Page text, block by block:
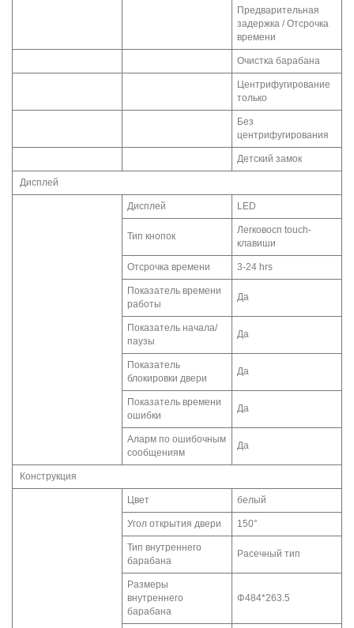
Предварительная
задержка / Отсрочка
времени
Очистка барабана
Центрифугирование
только
Без
центрифугирования
Детский замок
Дисплей
Дисплей LED
Тип кнопок
Легковосп touch-
клавиши
Отсрочка времени 3-24 hrs
Показатель времени
работы
Да
Показатель начала/
паузы
Да
Показатель
блокировки двери
Да
Показатель времени
ошибки
Да
Аларм по ошибочным
сообщениям
Да
Конструкция
Цвет белый
Угол открытия двери 150°
Тип внутреннего
барабана
Расечный тип
Размеры
внутреннего
барабана
Φ484*263.5